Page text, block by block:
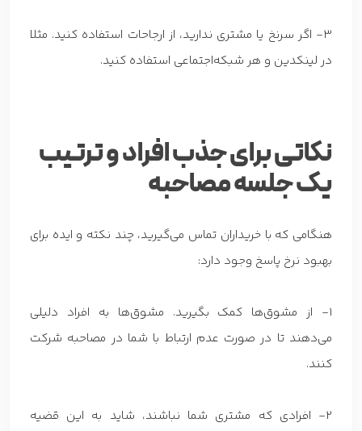
3- اگر سرنخ یا مشتری ندارید، از ارجاحات استفاده کنید. مثلا
در لینکدین و هر شبکه‌اجتماعی استفاده کنید.
نکاتی برای جذب افراد و ترتیب
یک جلسه مصاحبه
هنگامی که با خریداران تماس می‌گیرید، چند نکته و ایده برای
بهبود نرخ پاسخ وجود دارد:
1- از مشوق‌ها کمک بگیرید. مشوق‌ها به افراد دلیلی
می‌دهند تا در صورت عدم ارتباط با شما در مصاحبه شرکت
کنند.
2- افرادی که مشتری شما نباشند، شاید به این قضیه